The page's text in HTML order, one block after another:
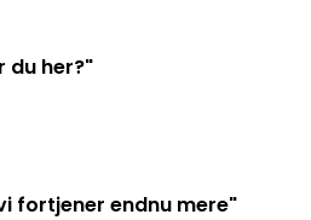
du her?"
fortjener endnu mere"